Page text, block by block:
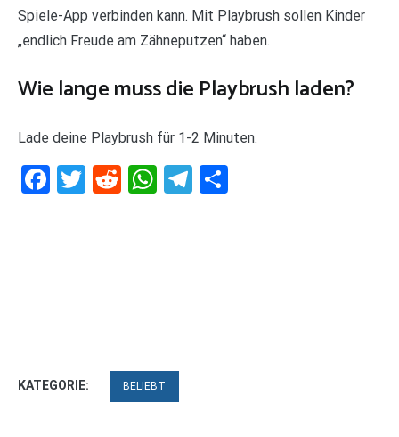
Spiele-App verbinden kann. Mit Playbrush sollen Kinder
„endlich Freude am Zähneputzen“ haben.
Wie lange muss die Playbrush laden?
Lade deine Playbrush für 1-2 Minuten.
Facebook
Twitter
RedditWhatsApp
Telegram
KATEGORIE: BELIEBT